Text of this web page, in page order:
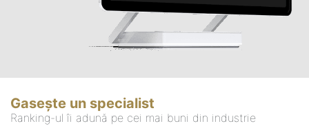
Gasește un specialist
Ranking-ul îi adună pe cei mai buni din industrie